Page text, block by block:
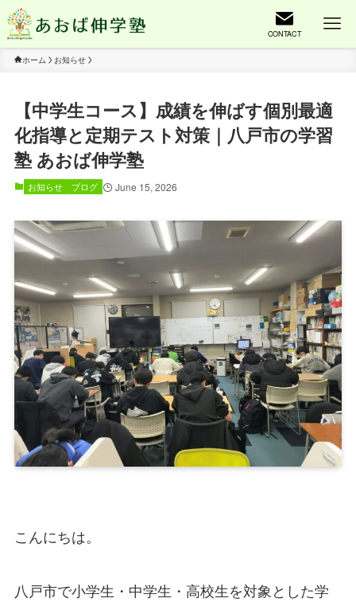
CONTACT
ホーム お知らせ
【中学生コース】成績を伸ばす個別最適
化指導と定期テスト対策｜八戸市の学習
塾 あおば伸学塾
お知らせ ブログ June 15, 2026
こんにちは。
八戸市で小学生・中学生・高校生を対象とした学